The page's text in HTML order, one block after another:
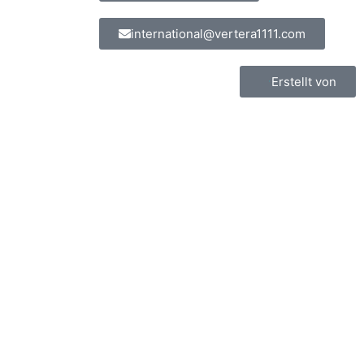
international@vertera1111.com
Erstellt von